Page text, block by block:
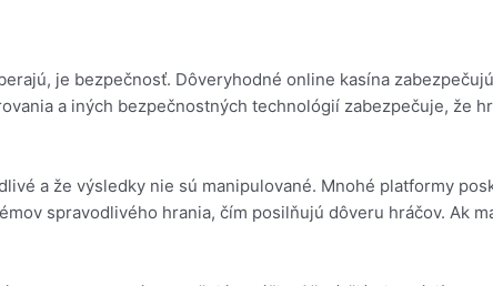
je bezpečnosť. Dôveryhodné online kasína
a iných bezpečnostných technológií zabezpečuje, že
a že výsledky nie sú manipulované. Mnohé platformy
spravodlivého hrania, čím posilňujú dôveru hráčov. Ak